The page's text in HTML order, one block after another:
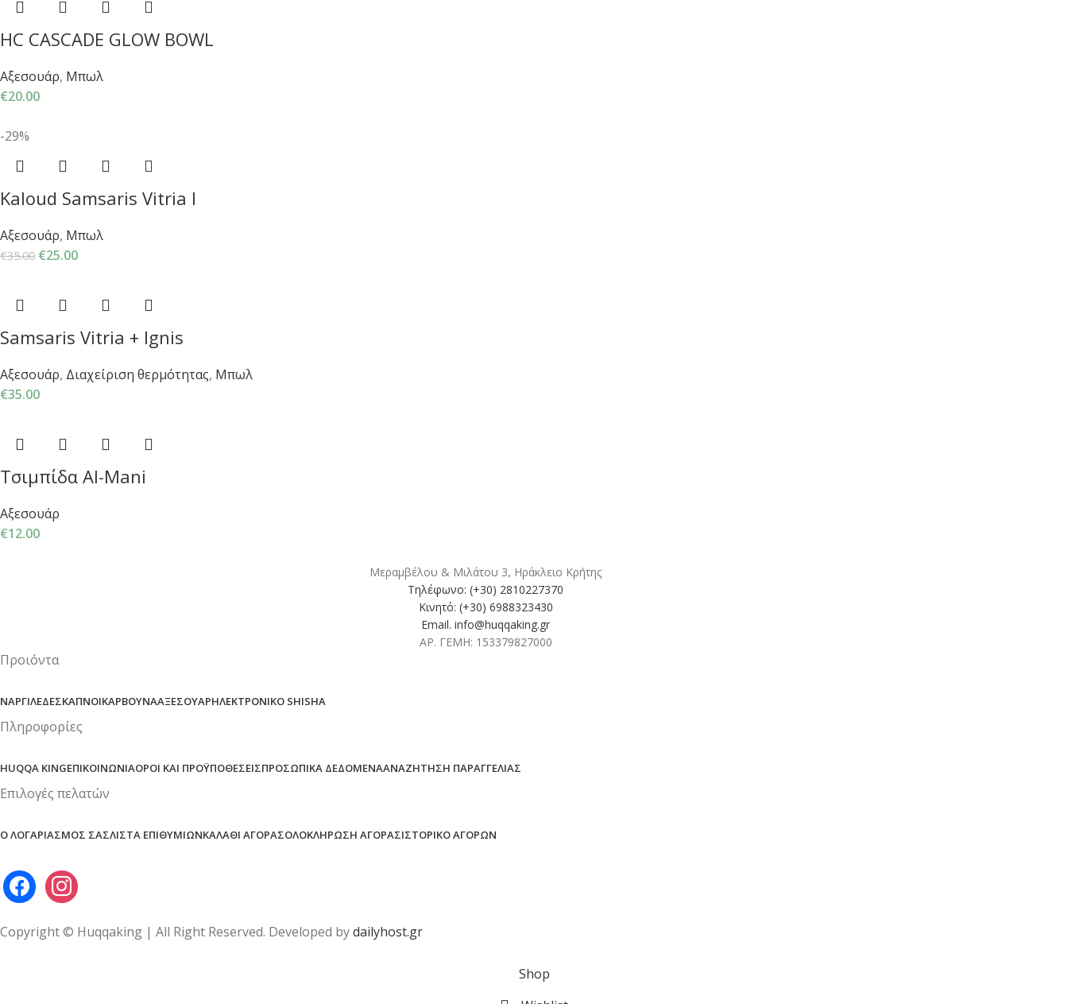
HC CASCADE GLOW BOWL
Αξεσουάρ, Μπωλ
€20.00
-29%
Kaloud Samsaris Vitria I
Αξεσουάρ, Μπωλ
€35.00 €25.00
Samsaris Vitria + Ignis
Αξεσουάρ, Διαχείριση θερμότητας, Μπωλ
€35.00
Τσιμπίδα Al-Mani
Αξεσουάρ
€12.00
Μεραμβέλου & Μιλάτου 3, Ηράκλειο Κρήτης
Τηλέφωνο: (+30) 2810227370
Κινητό: (+30) 6988323430
Email. info@huqqaking.gr
ΑΡ. ΓΕΜΗ: 153379827000
Προιόντα
ΝΑΡΓΙΛΈΔΕΣΚΑΠΝΟΊΚΆΡΒΟΥΝΑΑΞΕΣΟΥΆΡΗΛΕΚΤΡΟΝΙΚΌ SHISHA
Πληροφορίες
HUQQA KINGΕΠΙΚΟΙΝΩΝΊΑΌΡΟΙ ΚΑΙ ΠΡΟΫΠΟΘΈΣΕΙΣΠΡΟΣΩΠΙΚΆ ΔΕΔΟΜΈΝΑΑΝΑΖΉΤΗΣΗ ΠΑΡΑΓΓΕΛΊΑΣ
Επιλογές πελατών
Ο ΛΟΓΑΡΙΑΣΜΌΣ ΣΑΣΛΊΣΤΑ ΕΠΙΘΥΜΙΏΝΚΑΛΆΘΙ ΑΓΟΡΆΣΟΛΟΚΛΉΡΩΣΗ ΑΓΟΡΆΣΙΣΤΟΡΙΚΌ ΑΓΟΡΏΝ
Copyright © Huqqaking | All Right Reserved. Developed bydailyhost.gr
Shop